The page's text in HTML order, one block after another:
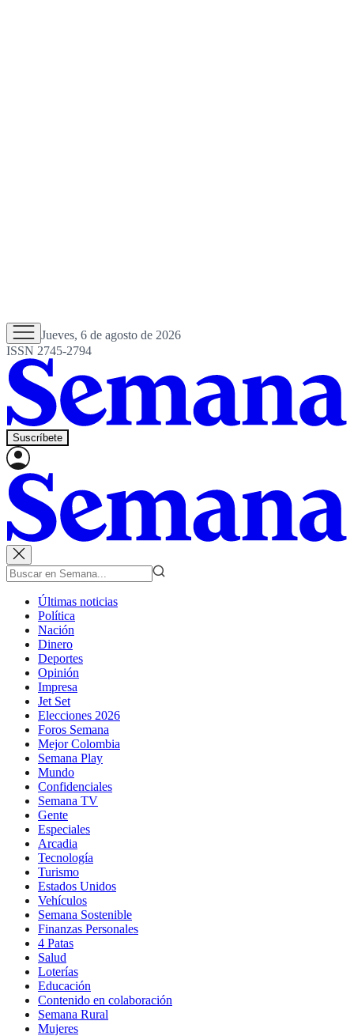
Jueves, 6 de agosto de 2026
ISSN 2745-2794
Suscríbete
Últimas noticias
Política
Nación
Dinero
Deportes
Opinión
Impresa
Jet Set
Elecciones 2026
Foros Semana
Mejor Colombia
Semana Play
Mundo
Confidenciales
Semana TV
Gente
Especiales
Arcadia
Tecnología
Turismo
Estados Unidos
Vehículos
Semana Sostenible
Finanzas Personales
4 Patas
Salud
Loterías
Educación
Contenido en colaboración
Semana Rural
Mujeres